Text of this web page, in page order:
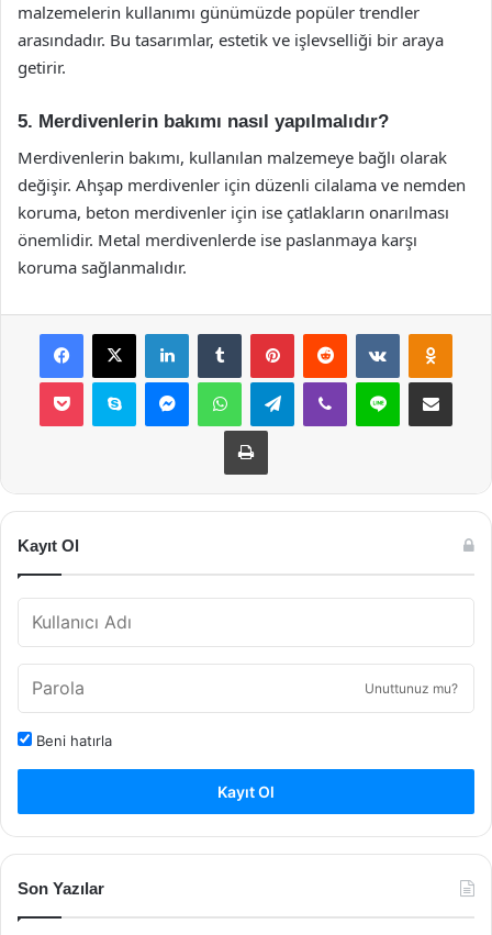
malzemelerin kullanımı günümüzde popüler trendler
arasındadır. Bu tasarımlar, estetik ve işlevselliği bir araya
getirir.
5. Merdivenlerin bakımı nasıl yapılmalıdır?
Merdivenlerin bakımı, kullanılan malzemeye bağlı olarak
değişir. Ahşap merdivenler için düzenli cilalama ve nemden
koruma, beton merdivenler için ise çatlakların onarılması
önemlidir. Metal merdivenlerde ise paslanmaya karşı
koruma sağlanmalıdır.
Facebook
X LinkedInTumblr PinterestReddit VKontakte
Pocket Skype MessengerWhatsAppTelegramViber Line E-Posta ile
Yazdır
Kayıt Ol
Unuttunuz mu?
Beni hatırla
Kayıt Ol
Son Yazılar